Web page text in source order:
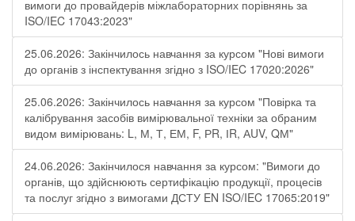
вимоги до провайдерів міжлабораторних порівнянь за
ISO/IEC 17043:2023"
25.06.2026: Закінчилось навчання за курсом "Нові вимоги
до органів з інспектування згідно з ISO/IEC 17020:2026"
25.06.2026: Закінчилось навчання за курсом "Повірка та
калібрування засобів вимірювальної техніки за обраним
видом вимірювань: L, М, Т, ЕМ, F, РR, ІR, АUV, QМ"
24.06.2026: Закінчилося навчання за курсом: "Вимоги до
органів, що здійснюють сертифікацію продукції, процесів
та послуг згідно з вимогами ДСТУ EN ISO/IEC 17065:2019"